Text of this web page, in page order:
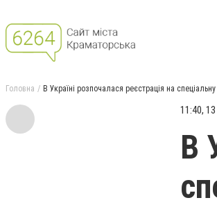
Головна В Україні розпочалася реєстрація на
11:40,
В